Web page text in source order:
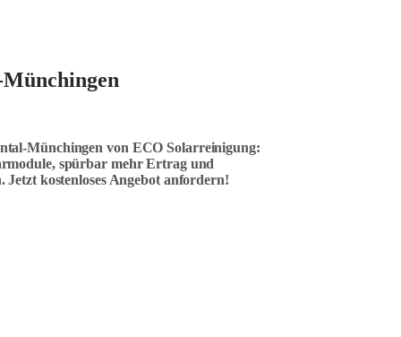
Münchingen von ECO Solarreinigung:
spürbar mehr Ertrag und
Jetzt kostenloses Angebot anfordern!